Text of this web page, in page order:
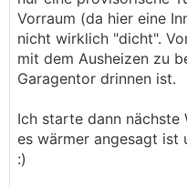
Vorraum (da hier eine
nicht wirklich "dicht".
mit dem Ausheizen zu
Garagentor drinnen ist.
Ich starte dann nächste
es wärmer angesagt ist
:)